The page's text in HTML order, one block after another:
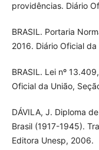
providências. Diário
BRASIL. Portaria
2016. Diário Oficial
BRASIL. Lei nº
Oficial da União,
DÁVILA, J. Diploma
Brasil (1917-1945).
Editora Unesp, 2006.